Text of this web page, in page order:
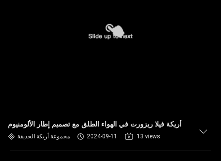
أريكة فيلا ريزورت في الهواء الطلق مع تصميم إطار الألومنيوم
مجموعة أريكة الحديقة 2024-09-11 13 views